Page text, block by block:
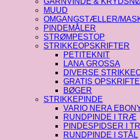
MUUD
OMGANGSTÆLLER/
PINDEMÅLER
STRØMPESTOP
STRIKKEOPSKRIFTER
PETITEKNIT
LANA GROSSA
DIVERSE
GRATIS
BØGER
STRIKKEPINDE
VARIO NERA
RUNDPINDE I TRÆ
PINDESPIDSER I
RUNDPINDE I STÅL